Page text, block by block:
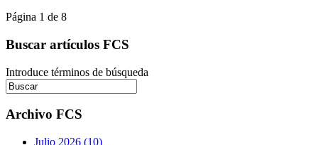
Página 1 de 8
Buscar artículos FCS
Introduce términos de búsqueda
Archivo FCS
Julio 2026 (10)